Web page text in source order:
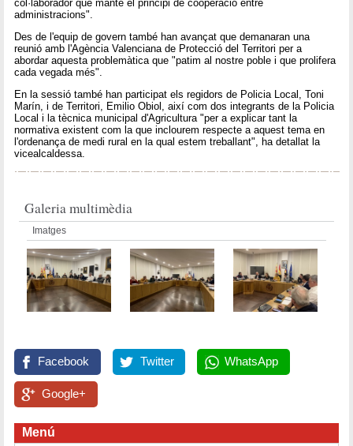
col·laborador que manté el principi de cooperació entre
administracions".
Des de l'equip de govern també han avançat que demanaran una
reunió amb l'Agència Valenciana de Protecció del Territori per a
abordar aquesta problemàtica que "patim al nostre poble i que prolifera
cada vegada més".
En la sessió també han participat els regidors de Policia Local, Toni
Marín, i de Territori, Emilio Obiol, així com dos integrants de la Policia
Local i la tècnica municipal d'Agricultura "per a explicar tant la
normativa existent com la que inclourem respecte a aquest tema en
l'ordenança de medi rural en la qual estem treballant", ha detallat la
vicealcaldessa.
Galeria multimèdia
Imatges
Facebook Twitter WhatsApp
Google+
Menú